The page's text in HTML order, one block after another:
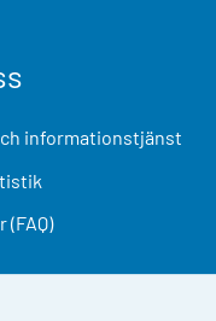
informationstjänst
(FAQ)